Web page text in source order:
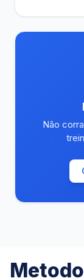
Não